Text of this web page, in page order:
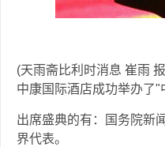
(天雨斋比利时消息 崔雨
中康国际酒店成功举办了
出席盛典的有：国务院新
界代表。